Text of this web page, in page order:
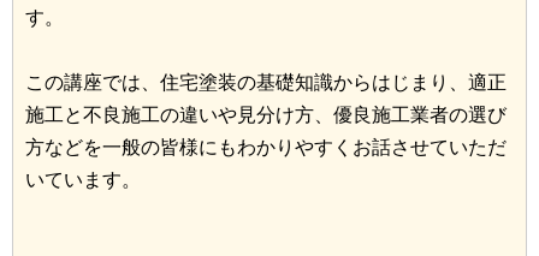
す。
この講座では、住宅塗装の基礎知識からはじまり、適正
施工と不良施工の違いや見分け方、優良施工業者の選び
方などを一般の皆様にもわかりやすくお話させていただ
いています。